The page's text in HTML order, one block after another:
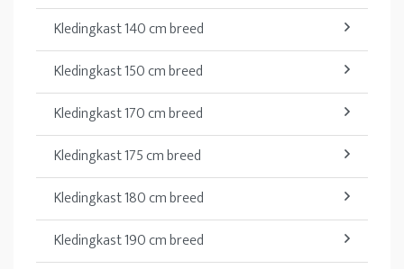
Kledingkast 140 cm breed
Kledingkast 150 cm breed
Kledingkast 170 cm breed
Kledingkast 175 cm breed
Kledingkast 180 cm breed
Kledingkast 190 cm breed